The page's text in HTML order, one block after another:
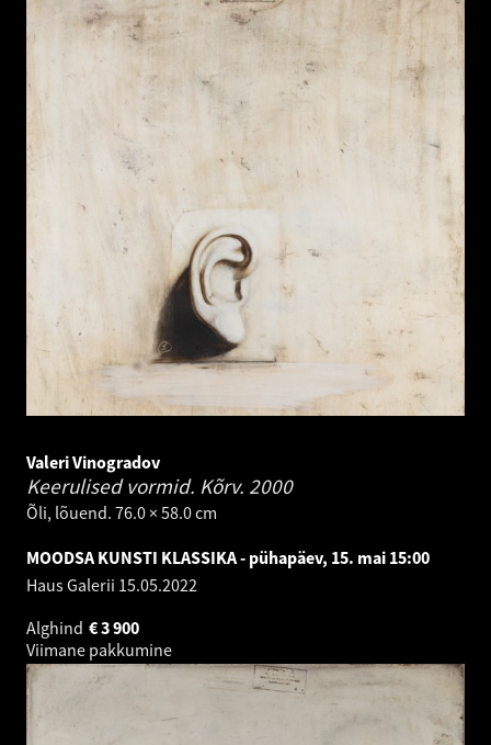
Valeri Vinogradov
Keerulised vormid. Kõrv. 2000
Õli, lõuend. 76.0 × 58.0 cm
MOODSA KUNSTI KLASSIKA - pühapäev, 15. mai 15:00
Haus Galerii 15.05.2022
Alghind
3 900
€
Viimane pakkumine